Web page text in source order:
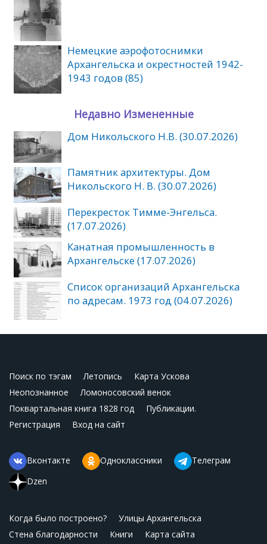
Немецкие аэрофотоснимки
Архангельска и окрестностей 1942-
1943 годов (85)
Недавно Измененные
Дом Никольского Н.В. (30.07.2026)
Памятник архитектуры. Дом
Никольского Н. В. (30.07.2026)
Перекресток Тимме-Энгельса.
(17.07.2026)
Канатная промышленность в
Архангельске (17.07.2026)
Список организаций Архангельска
по адресам. 1973 год (04.07.2026)
Поиск по тэгам Летопись
Карта Ускова
Неопознанное
Ломоносовский венок
Поквартальная книга 1828 год
Публикации.
Регистрация
Вход на сайт
Вконтакте Одноклассники
Телеграм
Dzen
Когда было построено?
Улицы Архангельска
Стена благодарности
Книги Карта сайта